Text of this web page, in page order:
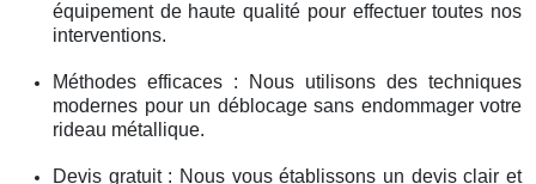
équipement de haute qualité pour effectuer toutes nos
interventions.
Méthodes efficaces : Nous utilisons des techniques
modernes pour un déblocage sans endommager votre
rideau métallique.
Devis gratuit : Nous vous établissons un devis clair et